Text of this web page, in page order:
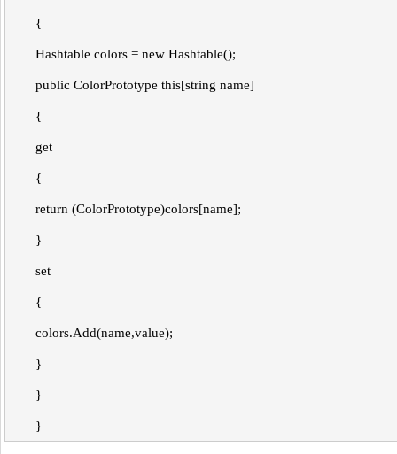
{
Hashtable colors = new Hashtable();
public ColorPrototype this[string name]
{
get
{
return (ColorPrototype)colors[name];
}
set
{
colors.Add(name,value);
}
}
}